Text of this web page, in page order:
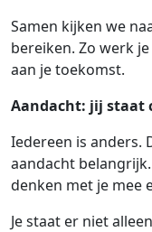
Samen kijken we
bereiken. Zo werk
aan je toekomst.
Aandacht: jij staat
Iedereen is anders.
aandacht
denken met je mee
Je staat er niet